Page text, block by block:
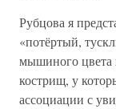
Рубцова я
«потёртый,
мышиного цвета
кострищ, у
ассоциации с